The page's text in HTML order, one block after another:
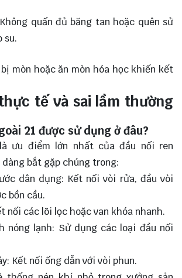
quấn đủ băng tan hoặc quên sử
su.
bị mòn hoặc ăn mòn hóa học khiến kết
tế và sai lầm thường
21 được sử dụng ở đâu?
ưu điểm lớn nhất của đầu nối ren
dàng bắt gặp chúng trong:
dân dụng: Kết nối vòi rửa, đầu vòi
bồn cầu.
nối các lõi lọc hoặc van khóa nhanh.
nóng lạnh: Sử dụng các loại đầu nối
Kết nối ống dẫn với vòi phun.